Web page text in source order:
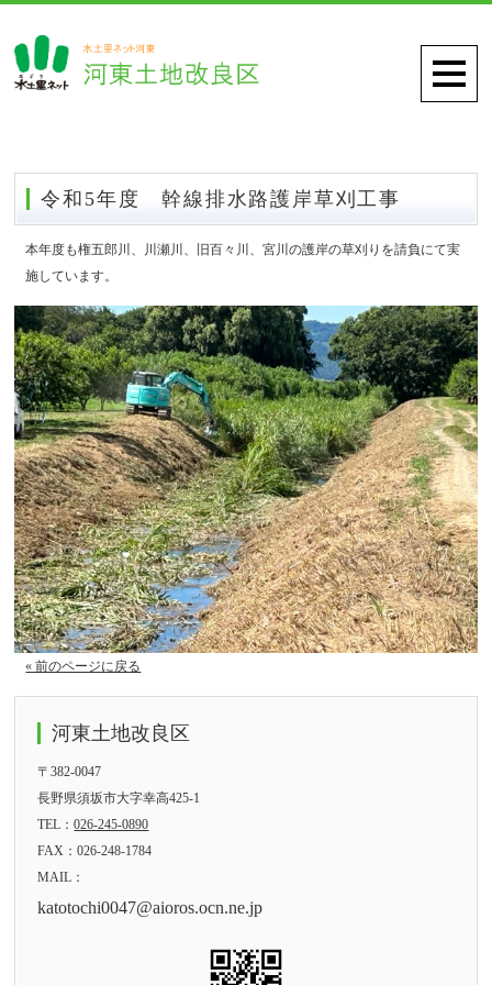
令和5年度 幹線排水路護岸草刈工事
本年度も権五郎川、川瀬川、旧百々川、宮川の護岸の草刈りを請負にて実
施しています。
« 前のページに戻る
河東土地改良区
〒382-0047
長野県須坂市大字幸高425-1
TEL：026-245-0890
FAX：026-248-1784
MAIL：
katotochi0047@aioros.ocn.ne.jp